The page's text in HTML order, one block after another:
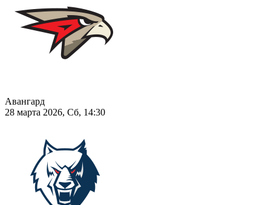
Авангард
28 марта 2026, Сб, 14:30